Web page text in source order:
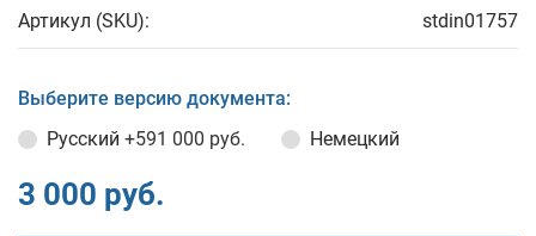
Артикул (SKU): stdin01757
Выберите версию документа:
Русский +591 000 руб. Немецкий
3 000 руб.